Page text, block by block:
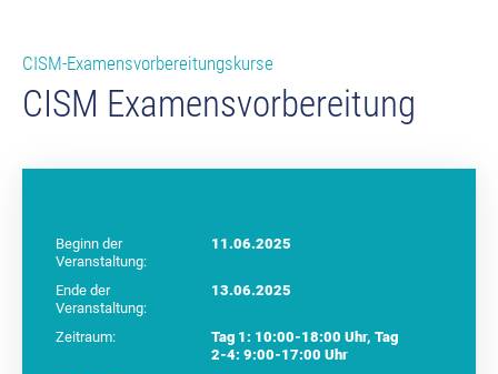
CISM-Examensvorbereitungskurse
CISM Examensvorbereitung
Beginn der
Veranstaltung:
11.06.2025
Ende der
Veranstaltung:
13.06.2025
Zeitraum:
Tag 1: 10:00-18:00 Uhr, Tag
2-4: 9:00-17:00 Uhr